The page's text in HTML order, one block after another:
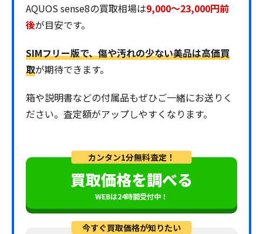
AQUOS sense8の買取相場は9,000〜23,000円前
後が目安です。
SIMフリー版で、傷や汚れの少ない美品は高価買
取が期待できます。
箱や説明書などの付属品もぜひご一緒にお送りく
ださい。査定額がアップしやすくなります。
カンタン1分無料査定！
買取価格を調べる
WEBは24時間受付中！
今すぐ買取価格が知りたい